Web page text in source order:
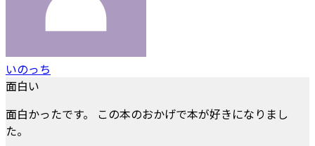
いのっち
面白い
面白かったです。 この本のおかげで本が好きになりまし
た。